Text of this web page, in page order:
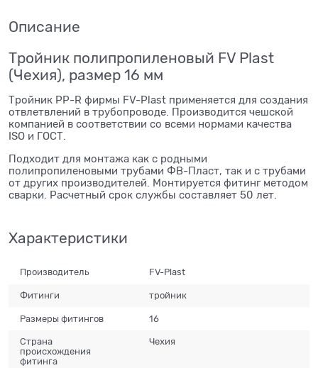
Описание
Тройник полипропиленовый FV Plast
(Чехия), размер 16 мм
Тройник PP-R фирмы FV-Plast применяется для создания
отвлетвлений в трубопроводе. Производится чешской
компанией в соответствии со всеми нормами качества
ISO и ГОСТ.
Подходит для монтажа как с родными
полипропиленовыми трубами ФВ-Пласт, так и с трубами
от других производителей. Монтируется фитинг методом
сварки. Расчетный срок службы составляет 50 лет.
Характеристики
Производитель FV-Plast
Фитинги тройник
Размеры фитингов 16
Страна
происхождения
фитинга
Чехия